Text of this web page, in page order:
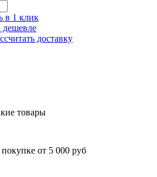
в 1 клик
доставку
товары
от 5 000 руб